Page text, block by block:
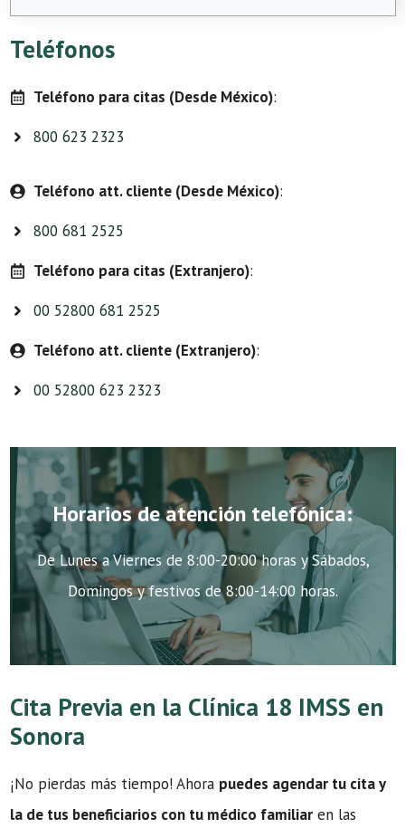
Teléfonos
Teléfono para citas (Desde México):
800 623 2323
Teléfono att. cliente (Desde México):
800 681 2525
Teléfono para citas (Extranjero):
00 52800 681 2525
Teléfono att. cliente (Extranjero):
00 52800 623 2323
Horarios de atención telefónica:
De Lunes a Viernes de 8:00-20:00 horas y Sábados,
Domingos y festivos de 8:00-14:00 horas.
Cita Previa en la Clínica 18 IMSS en
Sonora
¡No pierdas más tiempo! Ahora puedes agendar tu cita y
la de tus beneficiarios con tu médico familiar en las